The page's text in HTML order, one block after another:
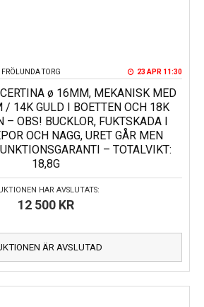
FRÖLUNDA TORG 23 APR 11:30
ø 16MM, MEKANISK MED
/ 14K GULD I BOETTEN OCH 18K
– OBS! BUCKLOR, FUKTSKADA I
OCH NAGG, URET GÅR MEN
– TOTALVIKT:
18,8G
HAR AVSLUTATS:
12 500 KR
ÄR AVSLUTAD